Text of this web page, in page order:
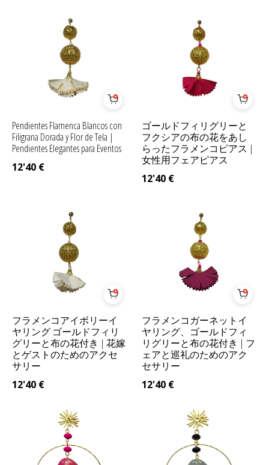
Pendientes Flamenca Blancos con
Filigrana Dorada y Flor de Tela |
Pendientes Elegantes para Eventos
12'40 €
ゴールドフィリグリーと
フクシアの布の花をあし
らったフラメンコピアス |
女性用フェアピアス
12'40 €
フラメンコアイボリーイ
ヤリング ゴールドフィリ
グリーと布の花付き | 花嫁
とゲストのためのアクセ
サリー
12'40 €
フラメンコガーネットイ
ヤリング、ゴールドフィ
リグリーと布の花付き | フ
ェアと巡礼のためのアク
セサリー
12'40 €